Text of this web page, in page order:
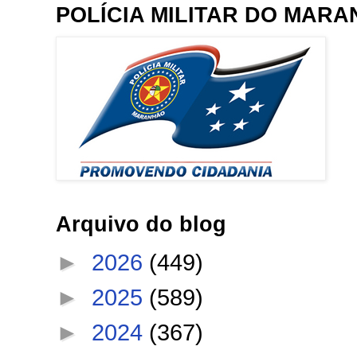
POLÍCIA MILITAR DO
Arquivo do blog
► 2026 (449)
► 2025 (589)
► 2024 (367)